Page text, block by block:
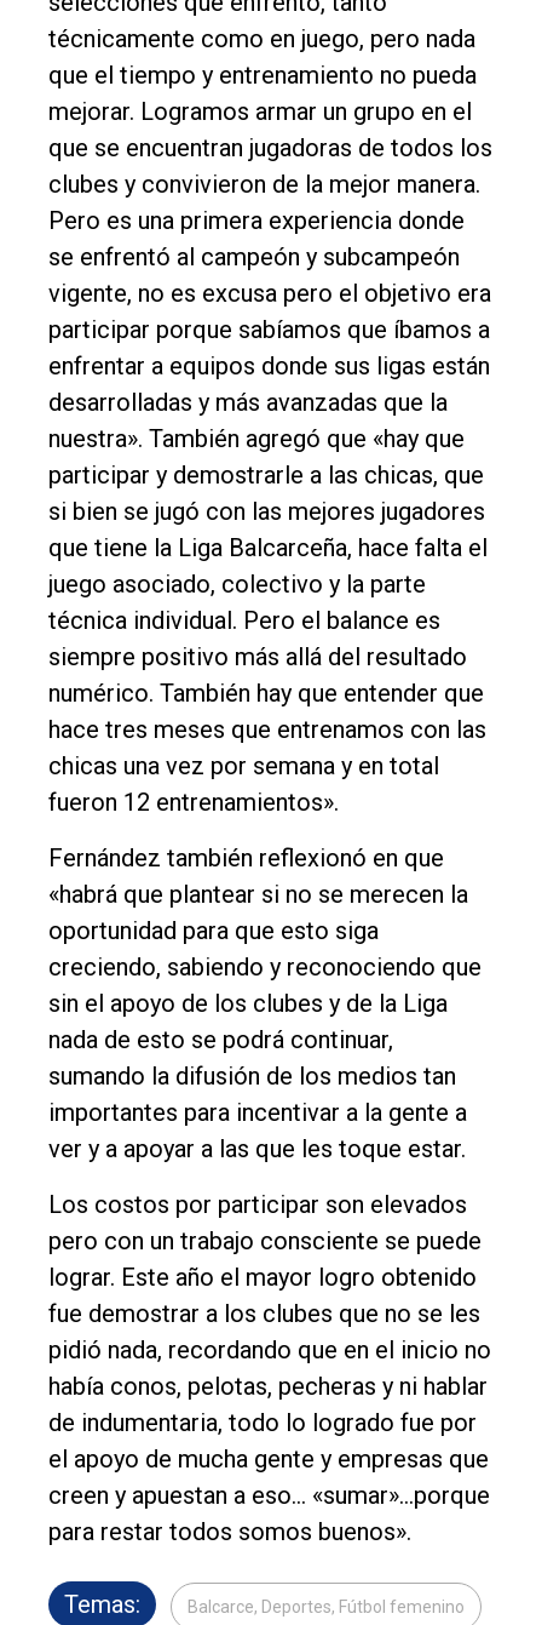
técnicamente como en juego, pero nada
que el tiempo y entrenamiento no pueda
mejorar. Logramos armar un grupo en el
que se encuentran jugadoras de todos los
clubes y convivieron de la mejor manera.
Pero es una primera experiencia donde
se enfrentó al campeón y subcampeón
vigente, no es excusa pero el objetivo era
participar porque sabíamos que íbamos a
enfrentar a equipos donde sus ligas están
desarrolladas y más avanzadas que la
nuestra». También agregó que «hay que
participar y demostrarle a las chicas, que
si bien se jugó con las mejores jugadores
que tiene la Liga Balcarceña, hace falta el
juego asociado, colectivo y la parte
técnica individual. Pero el balance es
siempre positivo más allá del resultado
numérico. También hay que entender que
hace tres meses que entrenamos con las
chicas una vez por semana y en total
fueron 12 entrenamientos».
Fernández también reflexionó en que
«habrá que plantear si no se merecen la
oportunidad para que esto siga
creciendo, sabiendo y reconociendo que
sin el apoyo de los clubes y de la Liga
nada de esto se podrá continuar,
sumando la difusión de los medios tan
importantes para incentivar a la gente a
ver y a apoyar a las que les toque estar.
Los costos por participar son elevados
pero con un trabajo consciente se puede
lograr. Este año el mayor logro obtenido
fue demostrar a los clubes que no se les
pidió nada, recordando que en el inicio no
había conos, pelotas, pecheras y ni hablar
de indumentaria, todo lo logrado fue por
el apoyo de mucha gente y empresas que
creen y apuestan a eso... «sumar»...porque
para restar todos somos buenos».
Temas: Balcarce, Deportes, Fútbol femenino